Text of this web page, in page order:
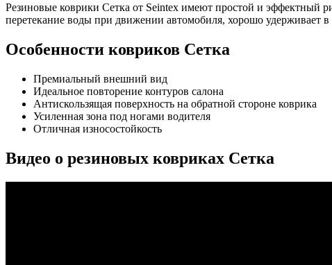
Резиновые коврики Сетка от Seintex имеют простой и эффектный
перетекание воды при движении автомобиля, хорошо удерживает
Особенности ковриков Сетка
Премиальный внешний вид
Идеальное повторение контуров салона
Антискользящая поверхность на обратной стороне коврика
Усиленная зона под ногами водителя
Отличная износостойкость
Видео о резиновых ковриках Cетка